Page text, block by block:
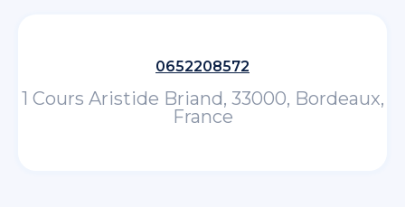
0652208572
1 Cours Aristide Briand, 33000, Bordeaux,
France